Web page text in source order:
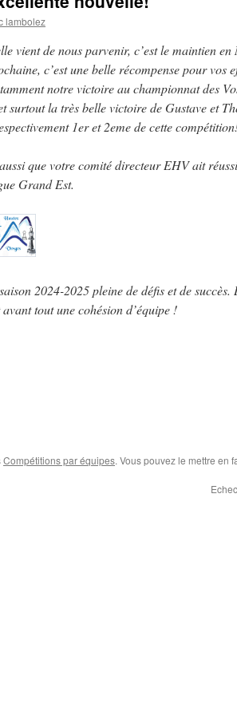
lambolez
vient de nous parvenir, c’est le maintien
c’est une belle récompense pour vos
notre victoire au championnat des
surtout la très belle victoire de Gustave et
1er et 2eme de cette
que votre comité directeur EHV ait
Grand Est.
2024-2025 pleine de défis et de
avant tout une cohésion d’équipe !
Compétitions par équipes. Vous pouvez le mettre en